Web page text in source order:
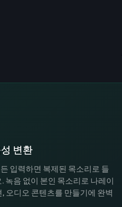
변환
입력하면 복제된 목소리로 들
녹음 없이 본인 목소리로 나레이
오디오 콘텐츠를 만들기에 완벽